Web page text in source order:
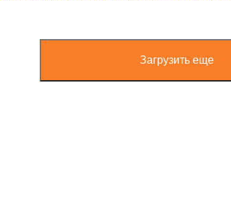
Загрузить еще